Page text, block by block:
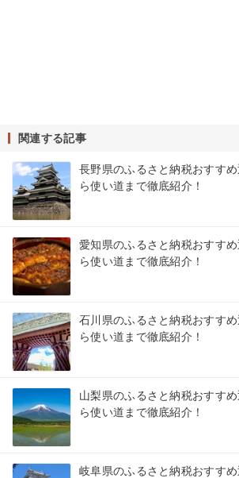
関連する記事
長野県のふるさと納税おすす
ら使い道まで徹底紹介！
愛知県のふるさと納税おすす
ら使い道まで徹底紹介！
石川県のふるさと納税おすす
ら使い道まで徹底紹介！
山梨県のふるさと納税おすす
ら使い道まで徹底紹介！
岐阜県のふるさと納税おすす